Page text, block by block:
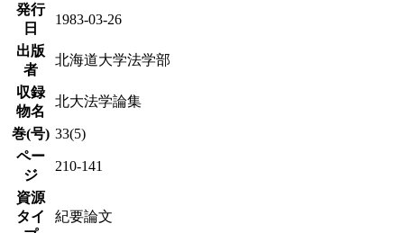
発行
日
1983-03-26
出版
者
北海道大学法学部
収録
物名
北大法学論集
巻(号) 33(5)
ペー
ジ
210-141
資源
タイ
紀要論文